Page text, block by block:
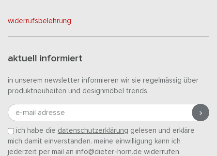
widerrufsbelehrung
aktuell informiert
in unserem newsletter informieren wir sie regelmässig über
produktneuheiten und designmöbel trends.
e-mail adresse
ich habe die datenschutzerklärung gelesen und erkläre
mich damit einverstanden. meine einwilligung kann ich
jederzeit per mail an info@dieter-horn.de widerrufen.